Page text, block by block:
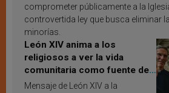
comprometer públicamente a la
controvertida ley que busca eliminar
minorías.
León XIV anima a los
religiosos a ver la vida
comunitaria como fuente de
inspiración y santificación
Mensaje de León XIV a la